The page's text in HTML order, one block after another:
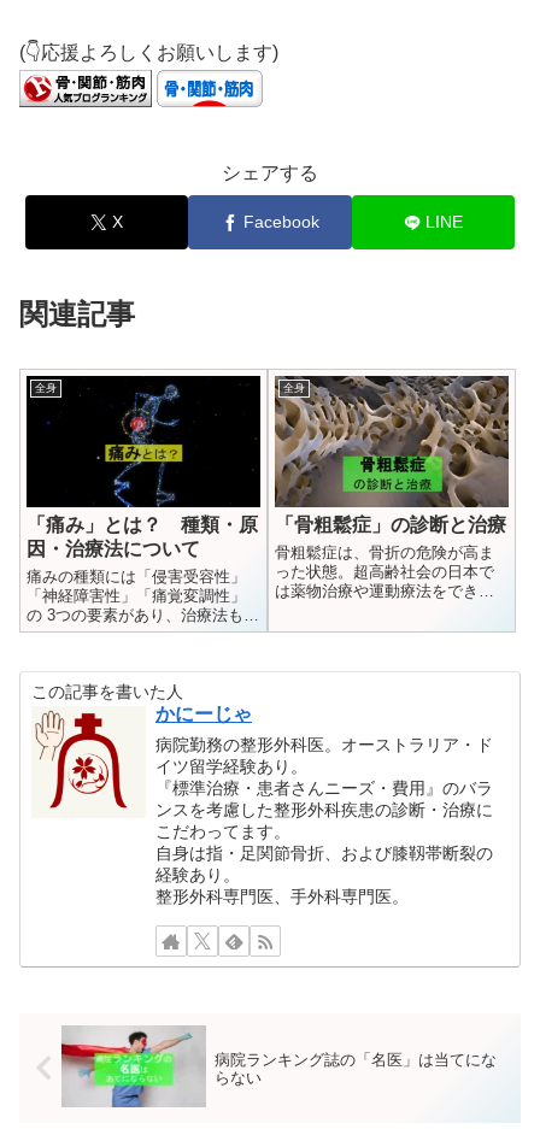
(👇応援よろしくお願いします)
シェアする
X Facebook LINE
関連記事
全身
「痛み」とは？ 種類・原
因・治療法について
痛みの種類には「侵害受容性」
「神経障害性」「痛覚変調性」
の 3つの要素があり、治療法も
「薬物投与」「ブロック注射」
ます。
全身
「骨粗鬆症」の診断と治療
骨粗鬆症は、骨折の危険が高ま
った状態。超高齢社会の日本で
は薬物治療や運動療法をできる
予防のために重要。
この記事を書いた人
かにーじゃ
病院勤務の整形外科医。オーストラリア・ド
イツ留学経験あり。
『標準治療・患者さんニーズ・費用』のバラ
ンスを考慮した整形外科疾患の診断・治療に
こだわってます。
自身は指・足関節骨折、および膝靱帯断裂の
経験あり。
整形外科専門医、手外科専門医。
病院ランキング誌の「名医」は当てにな
らない